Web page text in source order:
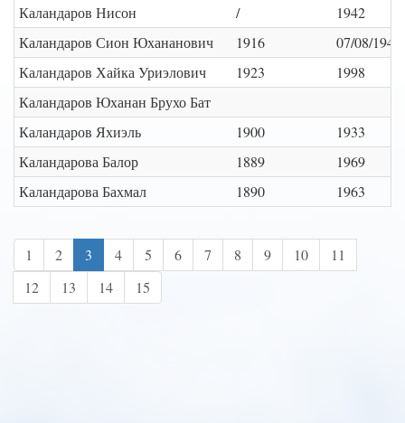
Каландаров Нисон
/
1942
Каландаров Сион Юхананович
1916
07/08/1946
Каландаров Хайка Уриэлович
1923
1998
Каландаров Юханан Брухо Бат
Каландаров Яхиэль
1900
1933
Каландарова Балор
1889
1969
Каландарова Бахмал
1890 1963
1 2 3 4 5 6 7 8 9 10
11
12
13 14 15